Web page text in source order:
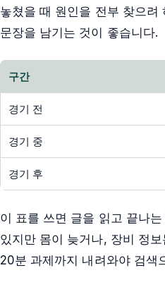
놓쳤을 때 원인을 전부 찾으려
문장을 남기는 것이 좋습니다.
구간
경기 전
경기 중
경기 후
이 표를 쓰면 글을 읽고 끝나
있지만 몸이 늦거나, 장비 정
20분 과제까지 내려와야 검색